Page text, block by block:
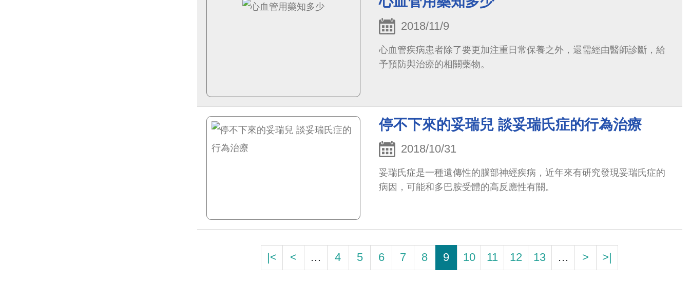
2018/11/9
心血管疾病患者除了要更加注重日常保養之外，還需經由醫師診斷，給
予預防與治療的相關藥物。
停不下來的妥瑞兒 談妥瑞氏症的行為治療
2018/10/31
妥瑞氏症是一種遺傳性的腦部神經疾病，近年來有研究發現妥瑞氏症的
病因，可能和多巴胺受體的高反應性有關。
|< < … 4 5 6 7 8 9 10 11 12 13 … > >|